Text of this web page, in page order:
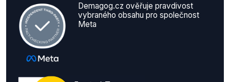
Demagog.cz ověřuje pravdivost
vybraného obsahu pro společnost
Meta